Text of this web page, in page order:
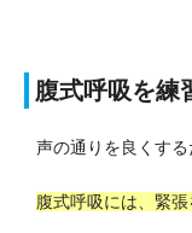
腹式呼吸を練
声の通りを良くする
腹式呼吸には、緊